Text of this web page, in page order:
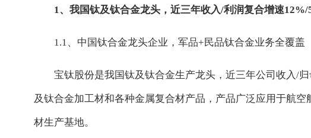
1、我国钛及钛合金龙头，近三年收入/利润复合增速12%/
1.1、中国钛合金龙头企业，军品+民品钛合金业务全覆盖
宝钛股份是我国钛及钛合金生产龙头，近三年公司收入/
及钛合金加工材和各种金属复合材产品，产品广泛应用于航
材生产基地。